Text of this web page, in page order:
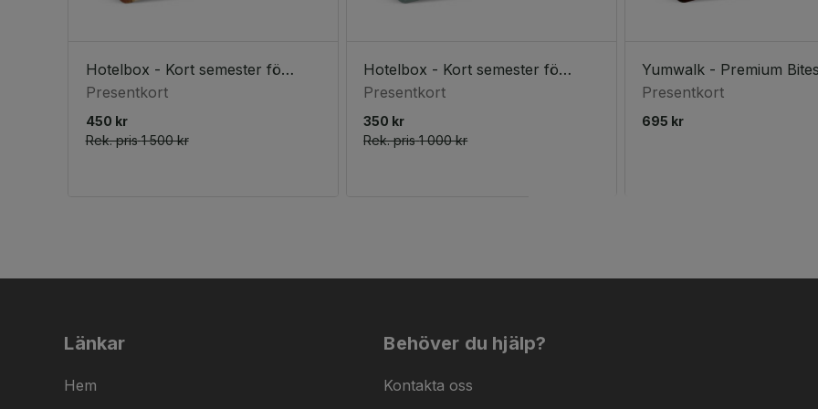
Hotelbox - Kort semester för två (3 nätter)
Presentkort
450 kr
Rek. pris 1 500 kr
Hotelbox - Kort semester för två (2 nätter)
Presentkort
350 kr
Rek. pris 1 000 kr
Yumwalk - Premium
Presentkort
695 kr
Länkar
Hem
Behöver du hjälp?
Kontakta oss